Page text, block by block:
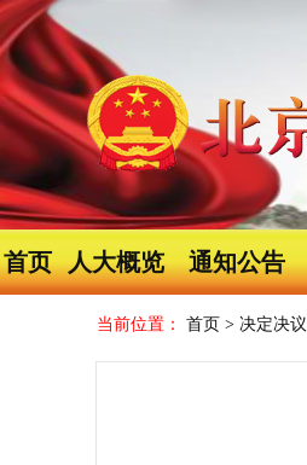
首页 人大概览 通知公告
当前位置： 首页 > 决定决议